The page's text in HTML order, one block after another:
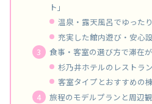
ト」
温泉・露天風呂でゆった
充実した館内遊び・安心
食事・客室の選び方で滞在
杉乃井ホテルのレストラ
客室タイプとおすすめの棟
旅程のモデルプランと周辺